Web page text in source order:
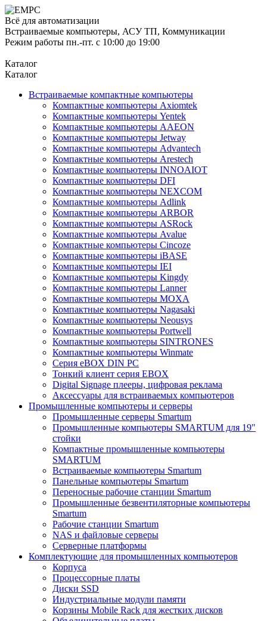
Всё для автоматизации
Встраиваемые компьютеры, АСУ ТП, Коммуникации
Режим работы пн.-пт. с 10:00 до 19:00
Каталог
Каталог
Встраиваемые компактные компьютеры
Компактные компьютеры Axiomtek
Компактные компьютеры Yentek
Компактные компьютеры AAEON
Компактные компьютеры Jetway
Компактные компьютеры Advantech
Компактные компьютеры Arestech
Компактные компьютеры INNOAIOT
Компактные компьютеры DFI
Компактные компьютеры NEXCOM
Компактные компьютеры Adlink
Компактные компьютеры ARBOR
Компактные компьютеры ASRock
Компактные компьютеры Avalue
Компактные компьютеры Cincoze
Компактные компьютеры iBASE
Компактные компьютеры IEI
Компактные компьютеры Kingdy
Компактные компьютеры Lanner
Компактные компьютеры MOXA
Компактные компьютеры Nagasaki
Компактные компьютеры Neousys
Компактные компьютеры Portwell
Компактные компьютеры SINTRONES
Компактные компьютеры Winmate
Серия eBOX DIN PC
Тонкий клиент серия EBOX
Digital Signage плееры, цифровая реклама
Аксессуары для встраиваемых компьютеров
Промышленные компьютеры и серверы
Промышленные серверы Smartum
Промышленные компьютеры SMARTUM для 19"
стойки
Компактные промышленные компьютеры
SMARTUM
Встраиваемые компьютеры Smartum
Панельные компьютеры Smartum
Переносные рабочие станции Smartum
Промышленные безвентиляторные компьютеры
Smartum
Рабочие станции Smartum
NAS и файловые серверы
Серверные платформы
Комплектующие для промышленных компьютеров
Корпуса
Процессорные платы
Диски SSD
Индустриальные модули памяти
Корзины Mobile Rack для жестких дисков